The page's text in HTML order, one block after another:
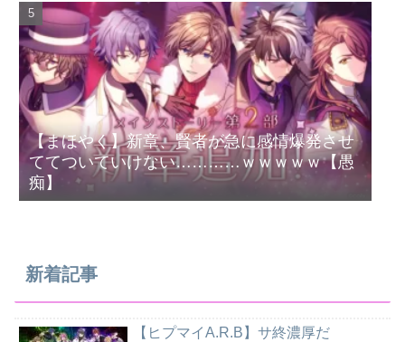
【まほやく】新章、賢者が急に感情爆発させ
ててついていけない…………ｗｗｗｗｗ【愚
痴】
新着記事
【ヒプマイA.R.B】サ終濃厚だ